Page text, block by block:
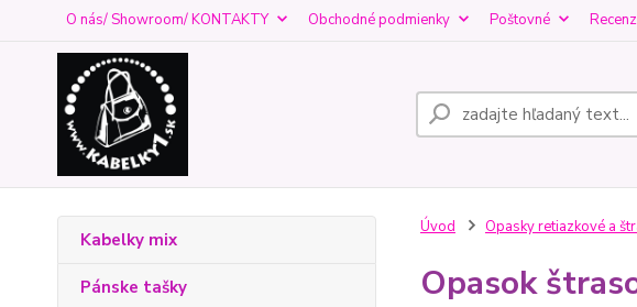
O nás/ Showroom/ KONTAKTY Obchodné podmienky Poštovné
Kabelky mix
Pánske tašky
Úvod Opasky retiazkové a
Opasok